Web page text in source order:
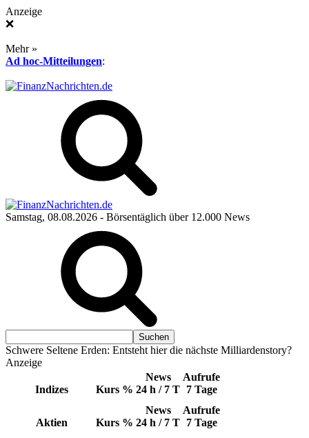
Anzeige
❌
Mehr »
Ad hoc-Mitteilungen:
Samstag, 08.08.2026 - Börsentäglich über 12.000 News
Schwere Seltene Erden: Entsteht hier die nächste Milliardenstory?
Anzeige
Indizes Kurs %
News
24 h / 7 T
Aufrufe
7 Tage
Aktien Kurs %
News
24 h / 7 T
Aufrufe
7 Tage